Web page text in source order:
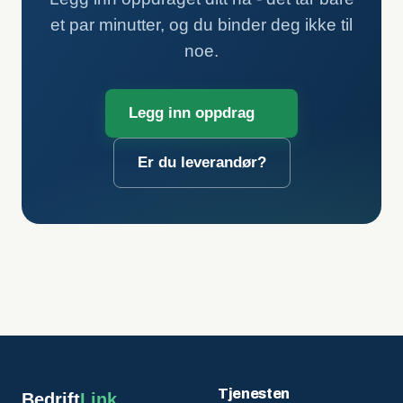
et par minutter, og du binder deg ikke til
noe.
Legg inn oppdrag
Er du leverandør?
Tjenesten